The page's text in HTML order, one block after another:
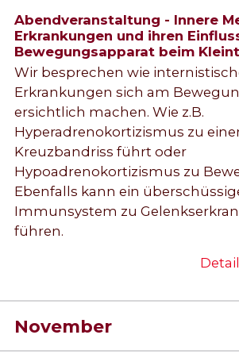
Abendveranstaltung - Innere
Erkrankungen und ihren
Bewegungsapparat beim
Wir besprechen wie
Erkrankungen sich am
ersichtlich machen. Wie z.B.
Hyperadrenokortizismus zu
Kreuzbandriss führt oder
Hypoadrenokortizismus zu
Ebenfalls kann ein
Immunsystem zu
führen.
November